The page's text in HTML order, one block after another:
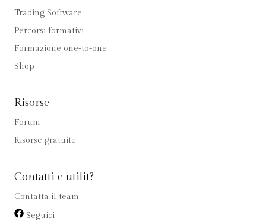
Trading Software
Percorsi formativi
Formazione one-to-one
Shop
Risorse
Forum
Risorse gratuite
Contatti e utilit?
Contatta il team
Seguici